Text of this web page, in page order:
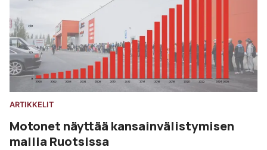
ARTIKKELIT
Motonet näyttää kansainvälistymisen
mallia Ruotsissa